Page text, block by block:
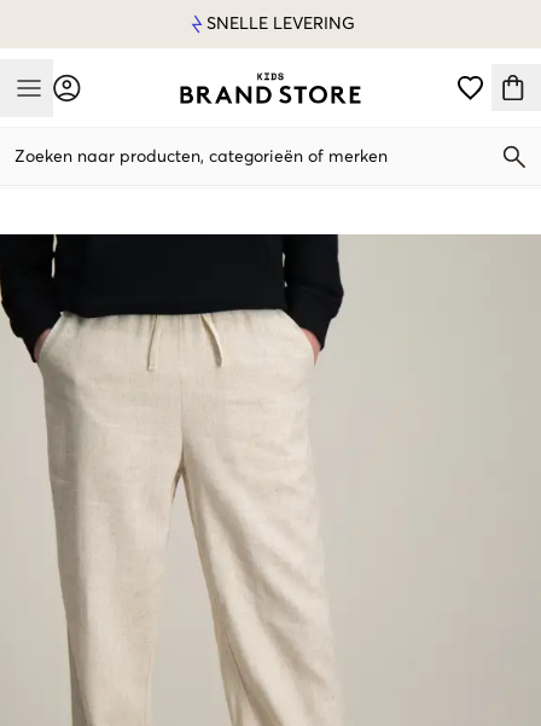
SNELLE LEVERING
Mobile Menu
Zoeken naar producten, categorieën of merken